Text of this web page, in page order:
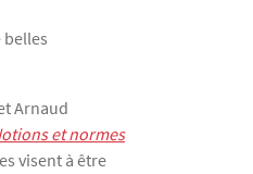
belles
Arnaud
et normes
visent à être